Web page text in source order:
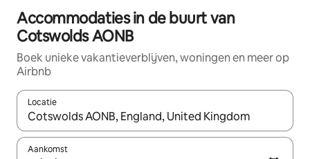
Accommodaties in de buurt van
Cotswolds AONB
Boek unieke vakantieverblijven, woningen en meer op
Airbnb
Locatie
Wanneer er resultaten beschikbaar zijn, maak je een keuze
Aankomst